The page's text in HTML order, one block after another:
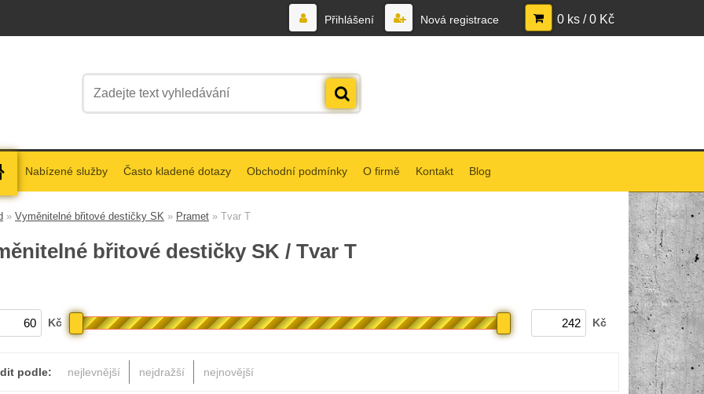
Přihlášení Nová registrace 0 ks / 0 Kč
Nabízené služby Často kladené dotazy Obchodní podmínky O firmě Kontakt Blog
» Vyměnitelné břitové destičky SK » Pramet » Tvar T
břitové destičky SK / Tvar T
Kč Kč
podle: nejlevnější nejdražší nejnovější